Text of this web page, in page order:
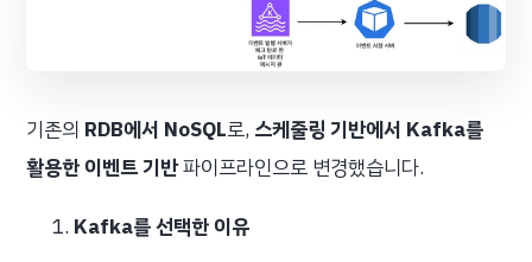
기존의 RDB에서 NoSQL로, 스케줄링 기반에서 Kafka를
활용한 이벤트 기반파이프라인으로 변경했습니다.
Kafka를 선택한 이유